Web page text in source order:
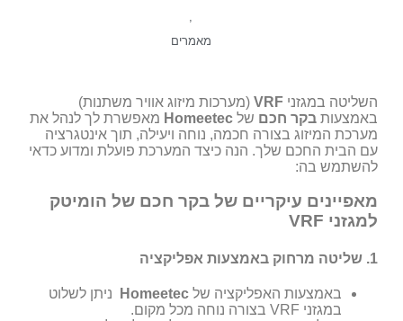
מאמרים
השליטה במגזני VRF (מערכות מיזוג אוויר משתנות)
באמצעות בקר חכם של Homeetec מאפשרת לך לנהל את
מערכת המיזוג בצורה חכמה, נוחה ויעילה, תוך אינטגרציה
עם הבית החכם שלך. הנה כיצד המערכת פועלת ומדוע כדאי
להשתמש בה:
מאפיינים עיקריים של בקר חכם של הומיטק
למגזני VRF
1. שליטה מרחוק באמצעות אפליקציה
באמצעות האפליקציה של Homeetec
ניתן לשלוט
במגזני VRF בצורה נוחה מכל מקום.